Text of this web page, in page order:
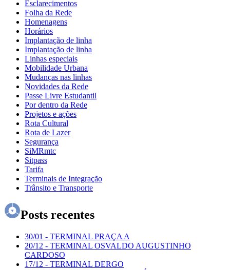
Esclarecimentos
Folha da Rede
Homenagens
Horários
Implantação de linha
Implantação de linha
Linhas especiais
Mobilidade Urbana
Mudanças nas linhas
Novidades da Rede
Passe Livre Estudantil
Por dentro da Rede
Projetos e ações
Rota Cultural
Rota de Lazer
Segurança
SiMRmtc
Sitpass
Tarifa
Terminais de Integração
Trânsito e Transporte
Posts recentes
30/01 - TERMINAL PRAÇA A
20/12 - TERMINAL OSVALDO AUGUSTINHO
CARDOSO
17/12 - TERMINAL DERGO